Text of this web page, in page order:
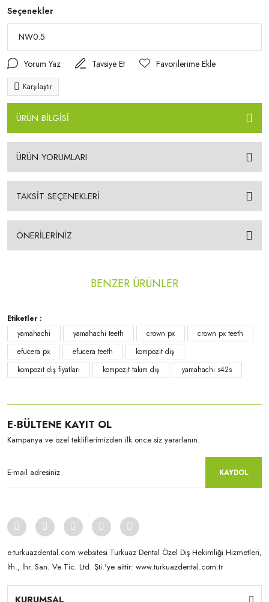
Seçenekler
Yorum Yaz Tavsiye Et
Karşılaştır
ÜRÜN BİLGİSİ
ÜRÜN YORUMLARI
TAKSİT SEÇENEKLERİ
ÖNERİLERİNİZ
BENZER ÜRÜNLER
Yamahachi
CrownPX - S71 formu D3
Yamahachi
Etiketler :
yamahachi
yamahachi teeth crown px
crown px teeth
efucera px
efucera teeth
kompozit diş
kompozit diş fiyatları
kompozit takım diş yamahachi s42s
E-BÜLTENE KAYIT OL
Kampanya ve özel tekliflerimizden ilk önce siz yararlanın.
KAYDOL
e-turkuazdental.com websitesi Turkuaz Dental Özel Diş Hekimliği Hizmetleri,
İth., İhr. San. Ve Tic. Ltd. Şti.'ye aittir: www.turkuazdental.com.tr